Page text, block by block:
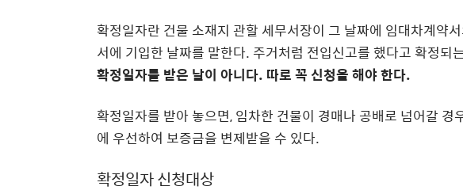
확정일자란 건물 소재지 관할 세무서장이 그 날짜에 임대차계약
서에 기입한 날짜를 말한다. 주거처럼 전입신고를 했다고 확정되
확정일자를 받은 날이 아니다. 따로 꼭 신청을 해야 한다.
확정일자를 받아 놓으면, 임차한 건물이 경매나 공배로 넘어갈
에 우선하여 보증금을 변제받을 수 있다.
확정일자 신청대상